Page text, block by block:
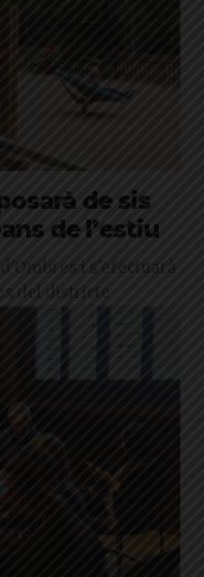
de sis
de l’estiu
i s'efectuarà
del districte